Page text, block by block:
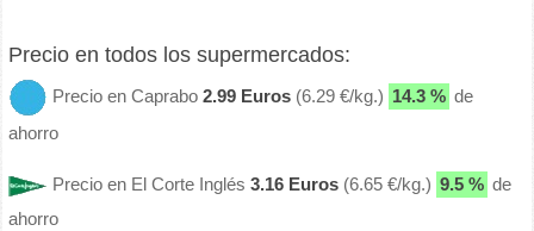
Precio en todos los supermercados:
Precio en Caprabo2.99 Euros (6.29 €/kg.) 14.3 % de
ahorro
Precio en El Corte Inglés3.16 Euros (6.65 €/kg.) 9.5 % de
ahorro